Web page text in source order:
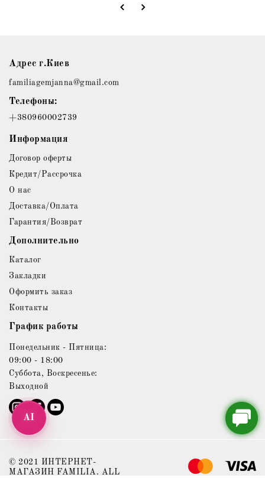
Адрес г.Киев
familiagemjanna@gmail.com
Телефоны:
+380960002739
Информация
Договор оферты
Кредит/Рассрочка
О нас
Доставка/Оплата
Гарантия/Возврат
Дополнительно
Каталог
Закладки
Оформить заказ
Контакты
График работы
Понедельник - Пятница:
09:00 - 18:00
Суббота, Воскресенье:
Выходной
© 2021 ИНТЕРНЕТ-
МАГАЗИН FAMILIA. ALL
AI